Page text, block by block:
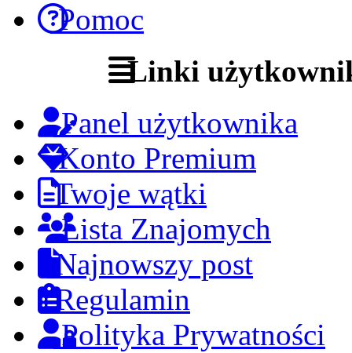
Pomoc
Linki
Panel użytkownika
Konto Premium
Twoje wątki
Lista Znajomych
Najnowszy post
Regulamin
Polityka Prywatności